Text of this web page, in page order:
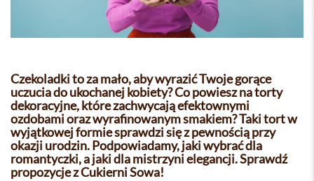
Czekoladki to za mało, aby wyrazić Twoje gorące
uczucia do ukochanej kobiety? Co powiesz na torty
dekoracyjne, które zachwycają efektownymi
ozdobami oraz wyrafinowanym smakiem? Taki tort w
wyjątkowej formie sprawdzi się z pewnością przy
okazji urodzin. Podpowiadamy, jaki wybrać dla
romantyczki, a jaki dla mistrzyni elegancji. Sprawdź
propozycje z Cukierni Sowa!